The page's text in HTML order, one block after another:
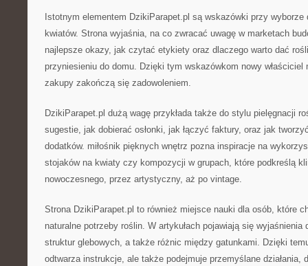
Istotnym elementem DzikiParapet.pl są wskazówki przy wyborze
kwiatów. Strona wyjaśnia, na co zwracać uwagę w marketach
najlepsze okazy, jak czytać etykiety oraz dlaczego warto dać
przyniesieniu do domu. Dzięki tym wskazówkom nowy
zakupy zakończą się zadowoleniem.
DzikiParapet.pl dużą wagę przykłada także do stylu pielęgnacji
sugestie, jak dobierać osłonki, jak łączyć faktury, oraz jak
dodatków. miłośnik pięknych wnętrz pozna inspiracje na
stojaków na kwiaty czy kompozycji w grupach, które podkreślą
nowoczesnego, przez artystyczny, aż po vintage.
Strona DzikiParapet.pl to również miejsce nauki dla osób, które
naturalne potrzeby roślin. W artykułach pojawiają się
struktur glebowych, a także różnic między gatunkami. Dzięki
odtwarza instrukcje, ale także podejmuje przemyślane działania,